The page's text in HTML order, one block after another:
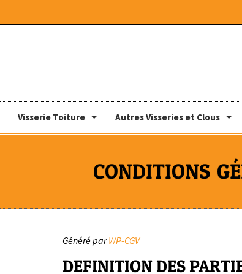
Visserie Toiture Autres Visseries et Clous
CONDITIONS
Généré parWP-CGV
DEFINITION DES